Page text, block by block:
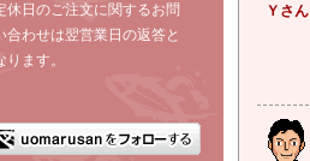
休日のご注文に関するお問
合わせは翌営業日の返答と
ります。
Ｙさん